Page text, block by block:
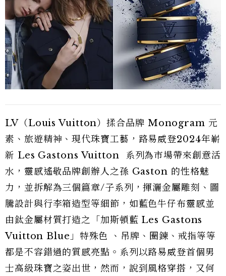
LV（Louis Vuitton）揉合品牌 Monogram 元
素、旅遊精神、現代珠寶工藝，路易威登2024年嶄
新 Les Gastons Vuitton 系列為市場帶來創意活
水，靈感遙敬品牌創辦人之孫 Gaston 的性格魅
力，並拆解為三個篇章/子系列，揮灑金屬雕刻、圖
騰設計與行李箱造型等細節，如藍色牛仔布靈感並
由鈦金屬材質打造之「加斯頓藍 Les Gastons
Vuitton Blue」特殊色 、吊牌、圈鍊、戒指等等
都是不容錯過的質感亮點。系列以路易威登首個男
士高級珠寶之姿出世，然而，說到風格穿搭，又何